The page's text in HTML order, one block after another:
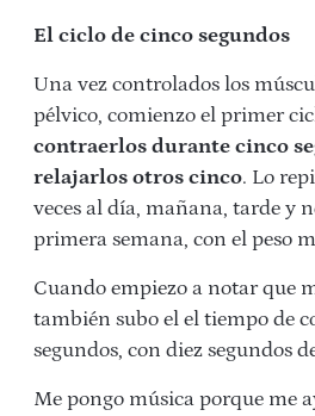
El ciclo de cinco segundos
Una vez controlados los
pélvico, comienzo el primer
contraerlos durante cinco
relajarlos otros cinco. Lo
veces al día, mañana, tarde y
primera semana, con el peso
Cuando empiezo a notar que
también subo el el tiempo de
segundos, con diez segundos
Me pongo música porque me